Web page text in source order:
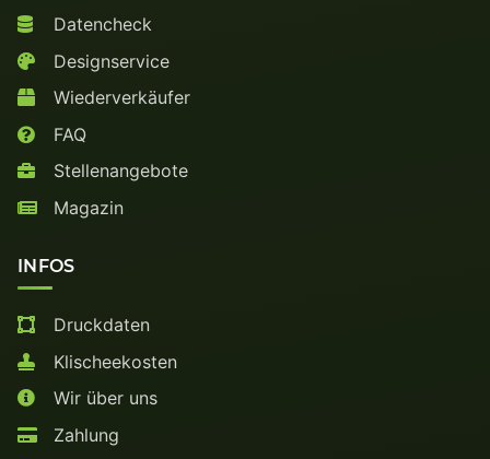
Datencheck
Designservice
Wiederverkäufer
FAQ
Stellenangebote
Magazin
INFOS
Druckdaten
Klischeekosten
Wir über uns
Zahlung